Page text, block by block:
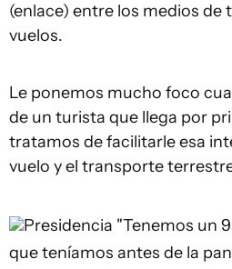
(enlace) entre los medios de
vuelos.
Le ponemos mucho foco
de un turista que llega por
tratamos de facilitarle esa
vuelo y el transporte
Presidencia "Tenemos un
que teníamos antes de la